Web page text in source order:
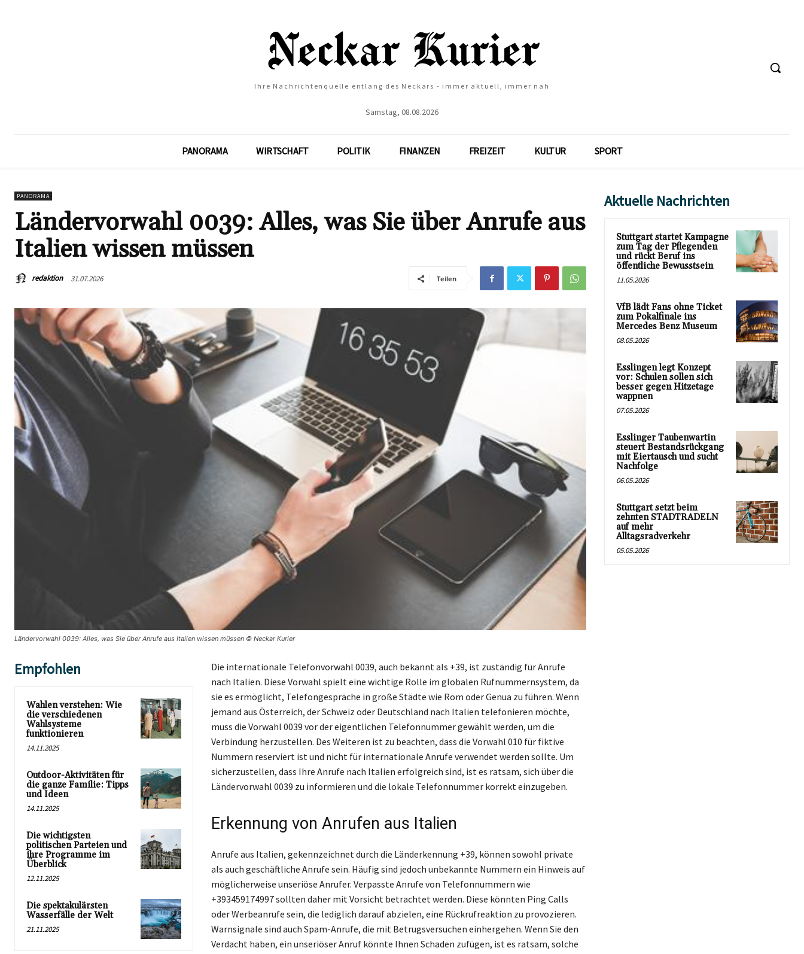
Ihre Nachrichtenquelle entlang des Neckars - immer aktuell, immer nah
Samstag, 08.08.2026
PANORAMA WIRTSCHAFT POLITIK FINANZEN FREIZEIT KULTUR SPORT
PANORAMA
Ländervorwahl 0039: Alles, was Sie über Anrufe aus
Italien wissen müssen
redaktion 31.07.2026 Teilen
Ländervorwahl 0039: Alles, was Sie über Anrufe aus Italien wissen müssen © Neckar Kurier
Empfohlen
Wahlen verstehen: Wie
die verschiedenen
Wahlsysteme
funktionieren
14.11.2025
Outdoor-Aktivitäten für
die ganze Familie: Tipps
und Ideen
14.11.2025
Die wichtigsten
politischen Parteien und
ihre Programme im
Überblick
12.11.2025
Die spektakulärsten
Wasserfälle der Welt
21.11.2025
Die internationale Telefonvorwahl 0039, auch bekannt als +39, ist zuständig für Anrufe
nach Italien. Diese Vorwahl spielt eine wichtige Rolle im globalen Rufnummernsystem, da
sie es ermöglicht, Telefongespräche in große Städte wie Rom oder Genua zu führen. Wenn
jemand aus Österreich, der Schweiz oder Deutschland nach Italien telefonieren möchte,
muss die Vorwahl 0039 vor der eigentlichen Telefonnummer gewählt werden, um die
Verbindung herzustellen. Des Weiteren ist zu beachten, dass die Vorwahl 010 für fiktive
Nummern reserviert ist und nicht für internationale Anrufe verwendet werden sollte. Um
sicherzustellen, dass Ihre Anrufe nach Italien erfolgreich sind, ist es ratsam, sich über die
Ländervorwahl 0039 zu informieren und die lokale Telefonnummer korrekt einzugeben.
Erkennung von Anrufen aus Italien
Anrufe aus Italien, gekennzeichnet durch die Länderkennung +39, können sowohl private
als auch geschäftliche Anrufe sein. Häufig sind jedoch unbekannte Nummern ein Hinweis auf
möglicherweise unseriöse Anrufer. Verpasste Anrufe von Telefonnummern wie
+393459174997 sollten daher mit Vorsicht betrachtet werden. Diese könnten Ping Calls
oder Werbeanrufe sein, die lediglich darauf abzielen, eine Rückrufreaktion zu provozieren.
Warnsignale sind auch Spam-Anrufe, die mit Betrugsversuchen einhergehen. Wenn Sie den
Verdacht haben, ein unseriöser Anruf könnte Ihnen Schaden zufügen, ist es ratsam, solche
Aktuelle Nachrichten
Stuttgart startet Kampagne
zum Tag der Pflegenden
und rückt Beruf ins
öffentliche Bewusstsein
11.05.2026
VfB lädt Fans ohne Ticket
zum Pokalfinale ins
Mercedes Benz Museum
08.05.2026
Esslingen legt Konzept
vor: Schulen sollen sich
besser gegen Hitzetage
wappnen
07.05.2026
Esslinger Taubenwartin
steuert Bestandsrückgang
mit Eiertausch und sucht
Nachfolge
06.05.2026
Stuttgart setzt beim
zehnten STADTRADELN
auf mehr
Alltagsradverkehr
05.05.2026